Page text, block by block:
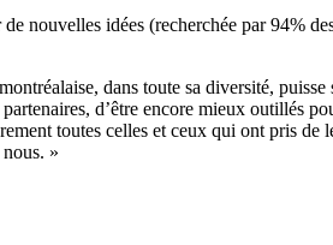
nouvelles idées (recherchée par 94%
dans toute sa diversité,
d’être encore mieux outillés
toutes celles et ceux qui ont pris
»